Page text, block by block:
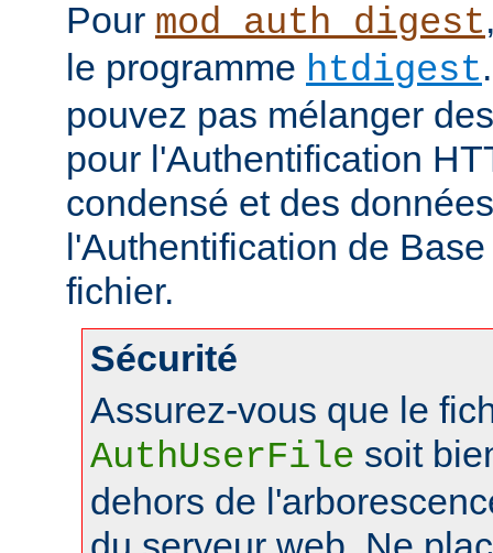
Pour mod_auth_digest
le programme htdigest
pouvez pas mélanger
pour l'Authentification
condensé et des
l'Authentification de
fichier.
Sécurité
Assurez-vous que le
AuthUserFile soit
dehors de